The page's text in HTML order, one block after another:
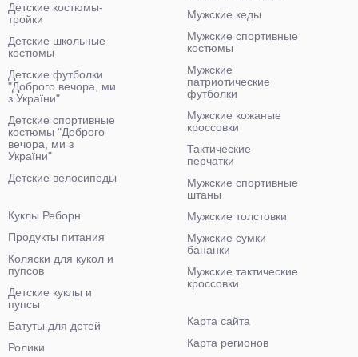
Детские костюмы-
тройки
Детские школьные
костюмы
Детские футболки
"Доброго вечора, ми
з України"
Детские спортивные
костюмы "Доброго
вечора, ми з
України"
Детские велосипеды
Мужские кеды
Мужские спортивные
костюмы
Мужские
патриотические
футболки
Мужские кожаные
кроссовки
Тактические
перчатки
Мужские спортивные
штаны
Мужские толстовки
Мужские сумки
бананки
Мужские тактические
кроссовки
Куклы Реборн
Продукты питания
Коляски для кукол и
пупсов
Детские куклы и
пупсы
Батуты для детей
Ролики
Карта сайта
Карта регионов